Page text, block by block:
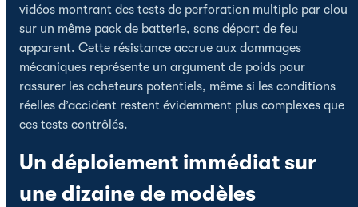
vidéos montrant des tests de perforation multiple par clou
sur un même pack de batterie, sans départ de feu
apparent. Cette résistance accrue aux dommages
mécaniques représente un argument de poids pour
rassurer les acheteurs potentiels, même si les conditions
réelles d’accident restent évidemment plus complexes que
ces tests contrôlés.
Un déploiement immédiat sur
une dizaine de modèles